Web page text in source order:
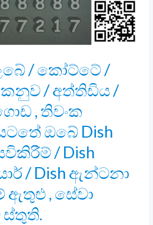
/ කෝට්ටේ /
/ අත්තිඩිය /
, තිවංක
ඔබේ Dish
/ Dish
/ Dish ඇන්ටනා
, සේවා
ස්තුති.